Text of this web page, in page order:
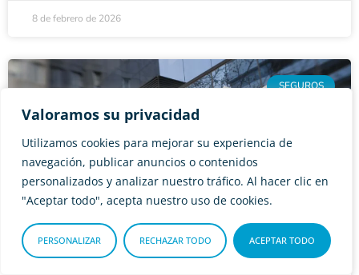
Valoramos su privacidad
Utilizamos cookies para mejorar su experiencia de
navegación, publicar anuncios o contenidos
personalizados y analizar nuestro tráfico. Al hacer clic en
"Aceptar todo", acepta nuestro uso de cookies.
PERSONALIZAR RECHAZAR TODO ACEPTAR TODO
8 de febrero de 2026
SEGUROS
SegurCaixa Adeslas: Teléfonos